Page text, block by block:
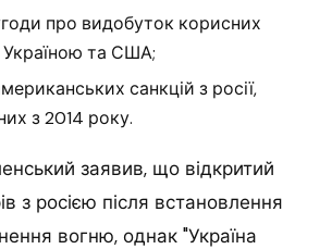
про видобуток корисних
та США;
санкцій з росії,
з 2014 року.
заявив, що відкритий
з росією після встановлення
вогню, однак "Україна